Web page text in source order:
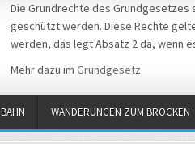
Die Grundrechte des Grundgesetzes
geschützt werden. Diese Rechte
werden, das legt Absatz 2 da, wenn
Mehr dazu im Grundgesetz.
BAHN WANDERUNGEN ZUM BROCKEN